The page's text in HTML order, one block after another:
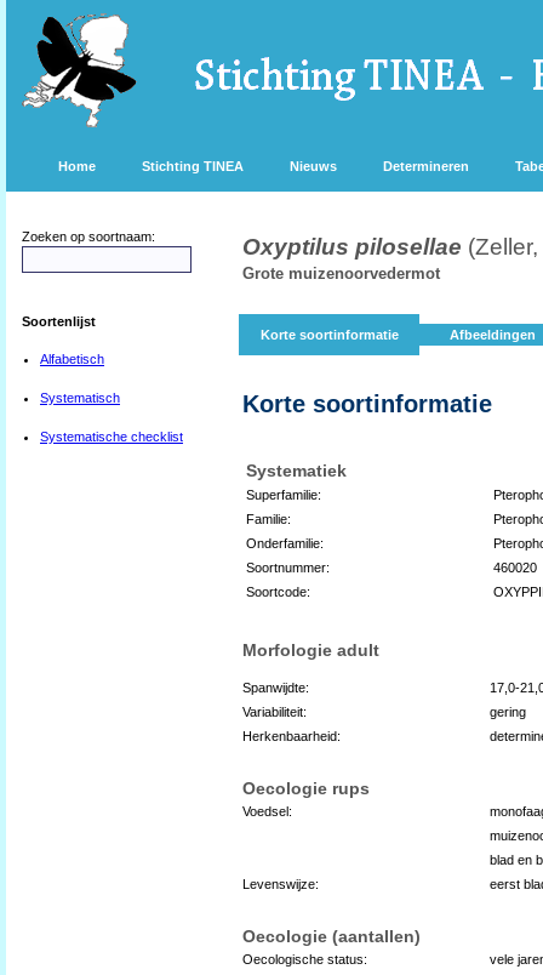
Home Stichting TINEA Nieuws Determineren
Zoeken op soortnaam:
Soortenlijst
Alfabetisch
Systematisch
Systematische checklist
Oxyptilus pilosellae
Grote muizenoorvedermot
Korte soortinformatie Afbeeldingen
Korte soortinformatie
Systematiek
Superfamilie:
Familie:
Onderfamilie:
Soortnummer:
460020
Soortcode:
Morfologie adult
Spanwijdte:
17,0-
Variabiliteit:
gering
Herkenbaarheid:
Oecologie rups
Voedsel:
blad en
Levenswijze:
eerst
Oecologie (aantallen)
Oecologische status:
vele